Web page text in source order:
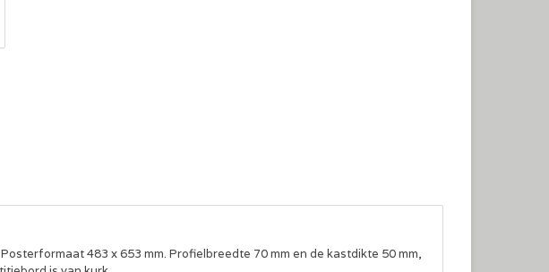
483 x 653 mm. Profielbreedte 70 mm en de kastdikte 50 mm,